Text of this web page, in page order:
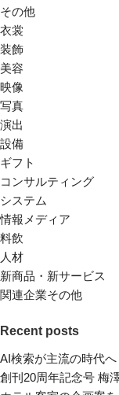
その他
衣裳
装飾
美容
映像
写真
演出
設備
ギフト
コンサルティング
システム
情報メディア
料飲
人材
新商品・新サービス
関連企業その他
Recent posts
AI検索が主流の時代
創刊20周年記念号 梅